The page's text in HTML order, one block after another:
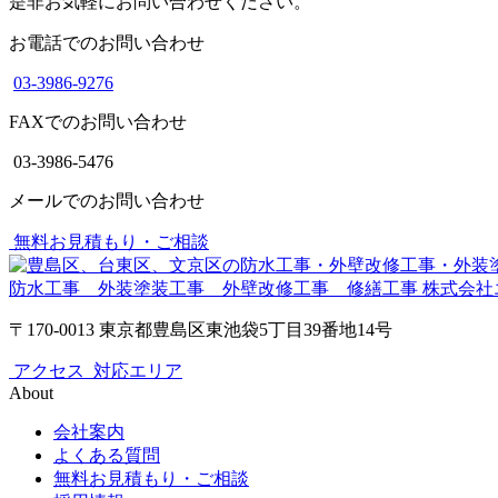
お電話でのお問い合わせ
03-3986-9276
FAXでのお問い合わせ
03-3986-5476
メールでのお問い合わせ
無料お見積もり・ご相談
防水工事 外装塗装工事 外壁改修工事 修繕工事 株式会社
〒170-0013 東京都豊島区東池袋5丁目39番地14号
アクセス 対応エリア
About
会社案内
よくある質問
無料お見積もり・ご相談